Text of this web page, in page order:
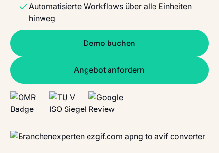
Automatisierte Workflows über alle Einheiten
hinweg
Demo buchen
Angebot anfordern
OMR TÜV Google